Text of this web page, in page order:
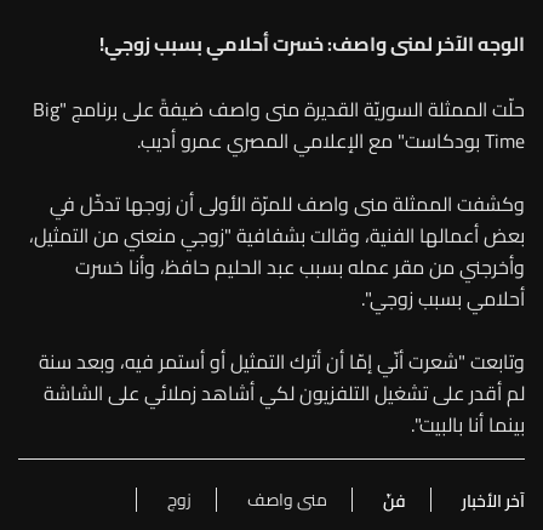
الوجه الآخر لمنى واصف: خسرت أحلامي بسبب زوجي!
حلّت الممثلة السوريّة القديرة منى واصف ضيفةً على برنامج "Big
Time بودكاست" مع الإعلامي المصري عمرو أديب.
وكشفت الممثلة منى واصف للمرّة الأولى أن زوجها تدخّل في
بعض أعمالها الفنية، وقالت بشفافية "زوجي منعني من التمثيل،
وأخرجني من مقر عمله بسبب عبد الحليم حافظ، وأنا خسرت
أحلامي بسبب زوجي".
وتابعت "شعرت أنّي إمّا أن أترك التمثيل أو أستمر فيه، وبعد سنة
لم أقدر على تشغيل التلفزيون لكي أشاهد زملائي على الشاشة
بينما أنا بالبيت".
آخر الأخبار فنّ منى واصف زوج